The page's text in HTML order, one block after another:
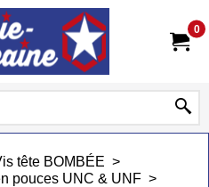
0
tête BOMBÉE >
pouces UNC & UNF >